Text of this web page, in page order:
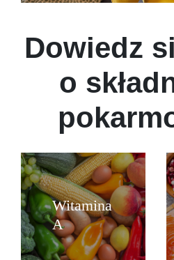
Dowiedz
o
Witamina
A